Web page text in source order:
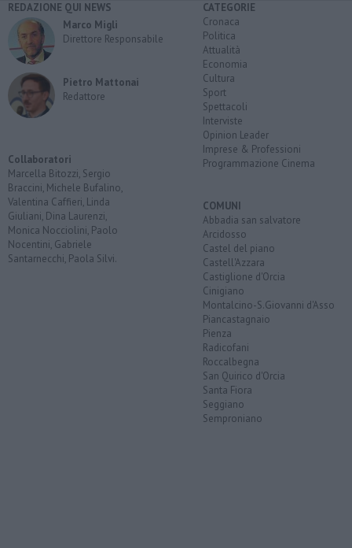
REDAZIONE QUI NEWS
Marco Migli
Direttore Responsabile
Pietro Mattonai
Redattore
Collaboratori
Marcella Bitozzi, Sergio
Braccini, Michele Bufalino,
Valentina Caffieri, Linda
Giuliani, Dina Laurenzi,
Monica Nocciolini, Paolo
Nocentini, Gabriele
Santarnecchi, Paola Silvi.
CATEGORIE
Cronaca
Politica
Attualità
Economia
Cultura
Sport
Spettacoli
Interviste
Opinion Leader
Imprese & Professioni
Programmazione Cinema
COMUNI
Abbadia san salvatore
Arcidosso
Castel del piano
Castell'Azzara
Castiglione d'Orcia
Cinigiano
Montalcino-S.Giovanni d'Asso
Piancastagnaio
Pienza
Radicofani
Roccalbegna
San Quirico d'Orcia
Santa Fiora
Seggiano
Semproniano